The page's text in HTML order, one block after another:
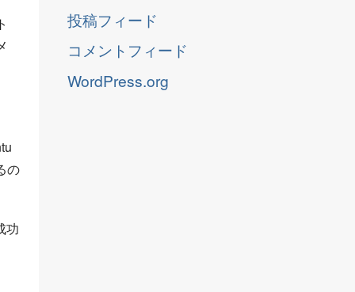
の
功
投稿フィード
コメントフィード
WordPress.org